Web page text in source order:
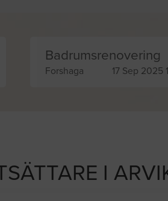
Badrumsrenovering
Forshaga 17 Sep 2025
I